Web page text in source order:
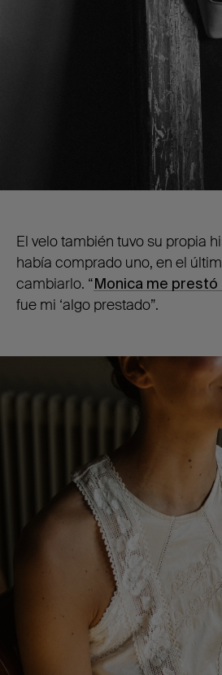
El velo también tuvo su propia
había comprado uno, en el
cambiarlo. “Monica me prestó
fue mi ‘algo prestado”.